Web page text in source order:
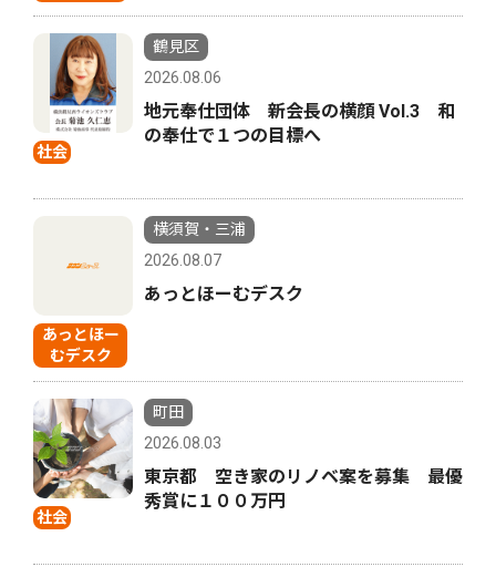
社会
鶴見区
2026.08.06
地元奉仕団体 新会長の横顔 Vol.3 和
の奉仕で１つの目標へ
あっとほー
むデスク
横須賀・三浦
2026.08.07
あっとほーむデスク
社会
町田
2026.08.03
東京都 空き家のリノベ案を募集 最優
秀賞に１００万円